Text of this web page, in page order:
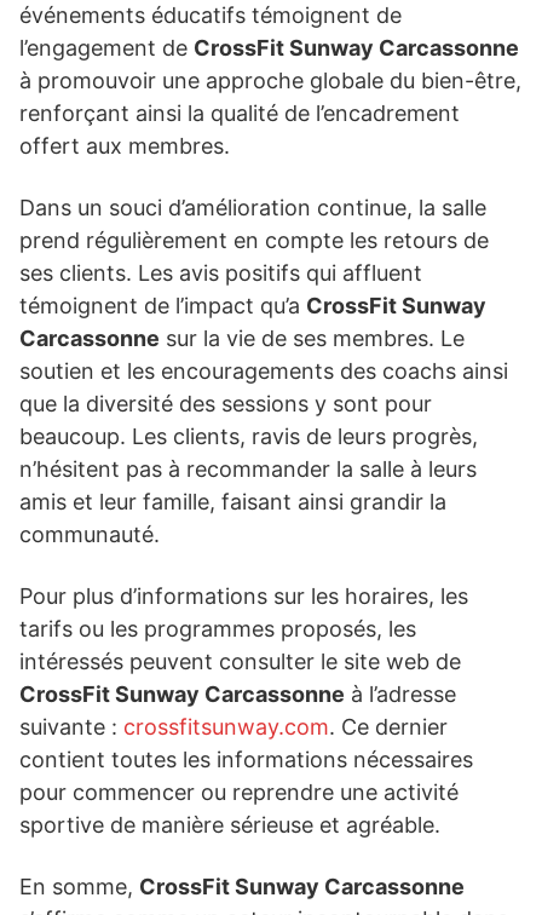
événements éducatifs témoignent de
l’engagement de CrossFit Sunway Carcassonne
à promouvoir une approche globale du bien-être,
renforçant ainsi la qualité de l’encadrement
offert aux membres.
Dans un souci d’amélioration continue, la salle
prend régulièrement en compte les retours de
ses clients. Les avis positifs qui affluent
témoignent de l’impact qu’a CrossFit Sunway
Carcassonne sur la vie de ses membres. Le
soutien et les encouragements des coachs ainsi
que la diversité des sessions y sont pour
beaucoup. Les clients, ravis de leurs progrès,
n’hésitent pas à recommander la salle à leurs
amis et leur famille, faisant ainsi grandir la
communauté.
Pour plus d’informations sur les horaires, les
tarifs ou les programmes proposés, les
intéressés peuvent consulter le site web de
CrossFit Sunway Carcassonne à l’adresse
suivante : crossfitsunway.com. Ce dernier
contient toutes les informations nécessaires
pour commencer ou reprendre une activité
sportive de manière sérieuse et agréable.
En somme, CrossFit Sunway Carcassonne